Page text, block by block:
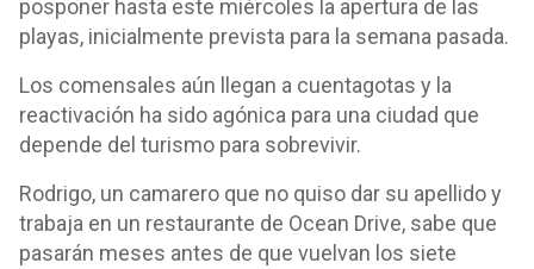
posponer hasta este miércoles la apertura de las
playas, inicialmente prevista para la semana pasada.
Los comensales aún llegan a cuentagotas y la
reactivación ha sido agónica para una ciudad que
depende del turismo para sobrevivir.
Rodrigo, un camarero que no quiso dar su apellido y
trabaja en un restaurante de Ocean Drive, sabe que
pasarán meses antes de que vuelvan los siete